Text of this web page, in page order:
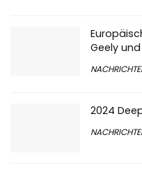
Geely
2024